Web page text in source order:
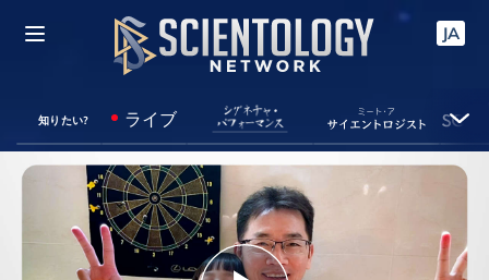
JA
知りたい? ライブ